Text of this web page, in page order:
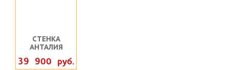
СТЕНКА
АНТАЛИЯ
39 900 руб.